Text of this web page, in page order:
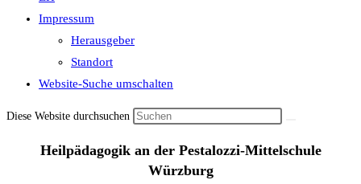
Impressum
Herausgeber
Standort
Website-Suche umschalten
Diese Website durchsuchen
Heilpädagogik an der Pestalozzi-Mittelschule
Würzburg